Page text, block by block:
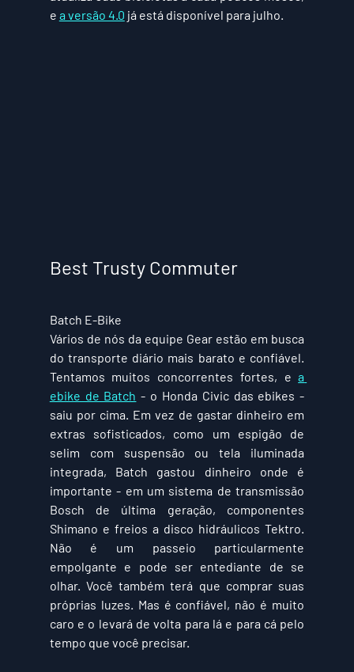
e a versão 4.0 já está disponível para julho.
Best Trusty Commuter
Batch E-Bike
Vários de nós da equipe Gear estão em busca
do transporte diário mais barato e confiável.
Tentamos muitos concorrentes fortes, e a
ebike de Batch - o Honda Civic das ebikes -
saiu por cima. Em vez de gastar dinheiro em
extras sofisticados, como um espigão de
selim com suspensão ou tela iluminada
integrada, Batch gastou dinheiro onde é
importante - em um sistema de transmissão
Bosch de última geração, componentes
Shimano e freios a disco hidráulicos Tektro.
Não é um passeio particularmente
empolgante e pode ser entediante de se
olhar. Você também terá que comprar suas
próprias luzes. Mas é confiável, não é muito
caro e o levará de volta para lá e para cá pelo
tempo que você precisar.